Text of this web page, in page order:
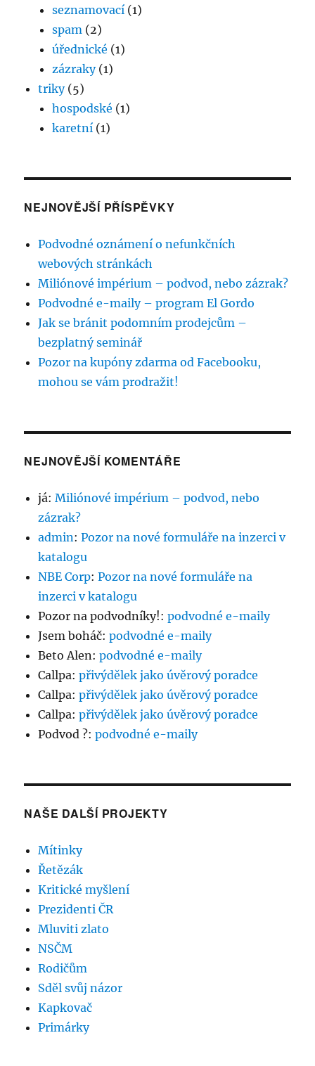
seznamovací (1)
spam (2)
úřednické (1)
zázraky(1)
triky(5)
hospodské (1)
karetní (1)
NEJNOVĚJŠÍ PŘÍSPĚVKY
Podvodné oznámení o nefunkčních
webových stránkách
Miliónové impérium – podvod, nebo zázrak?
Podvodné e-maily – program El Gordo
Jak se bránit podomním prodejcům –
bezplatný seminář
Pozor na kupóny zdarma od Facebooku,
mohou se vám prodražit!
NEJNOVĚJŠÍ KOMENTÁŘE
já:Miliónové impérium – podvod, nebo
zázrak?
admin:Pozor na nové formuláře na inzerci v
katalogu
NBE Corp:Pozor na nové formuláře na
inzerci v katalogu
Pozor na podvodníky!:podvodné e-maily
Jsem boháč:podvodné e-maily
Beto Alen:podvodné e-maily
Callpa:přivýdělek jako úvěrový poradce
Callpa:přivýdělek jako úvěrový poradce
Callpa:přivýdělek jako úvěrový poradce
Podvod ?:podvodné e-maily
NAŠE DALŠÍ PROJEKTY
Mítinky
Řetězák
Kritické myšlení
Prezidenti ČR
Mluviti zlato
NSČM
Rodičům
Sděl svůj názor
Kapkovač
Primárky